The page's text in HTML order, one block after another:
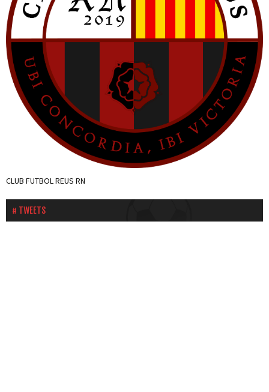
CLUB FUTBOL REUS RN
TWEETS